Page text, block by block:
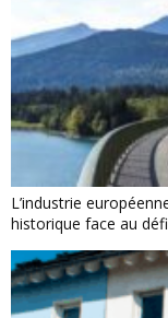
L’industrie
historique face au